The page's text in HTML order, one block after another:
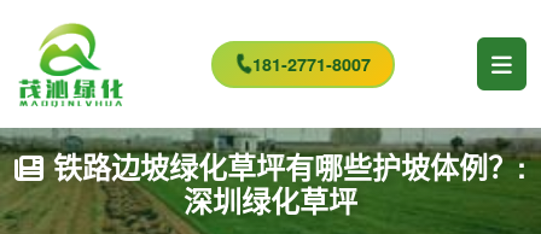
181-2771-8007
铁路边坡绿化草坪有哪些护坡体例？:
深圳绿化草坪